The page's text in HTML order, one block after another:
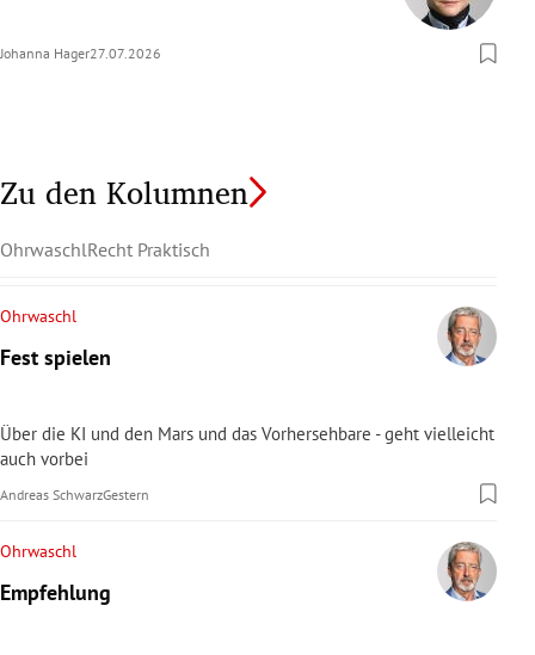
Johanna Hager27.07.2026
Zu den Kolumnen
OhrwaschlRecht Praktisch
Ohrwaschl
Fest spielen
Über die KI und den Mars und das Vorhersehbare - geht vielleicht
auch vorbei
Andreas SchwarzGestern
Ohrwaschl
Empfehlung